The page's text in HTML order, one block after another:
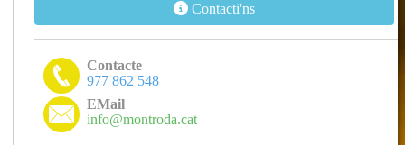
Contacti'ns
Contacte
977 862 548
EMail
info@montroda.cat